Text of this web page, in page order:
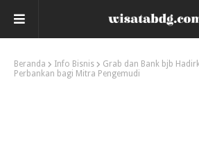
Beranda Info Bisnis
Grab dan Bank bjb
Perbankan bagi Mitra Pengemudi